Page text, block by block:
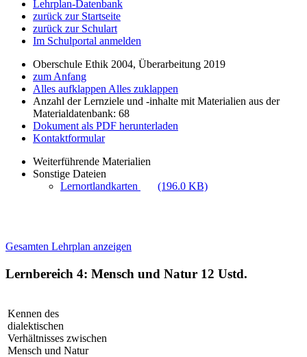
Lehrplan-Datenbank
zurück zur Startseite
zurück zur Schulart
Im Schulportal anmelden
Oberschule Ethik 2004, Überarbeitung 2019
zum Anfang
Alles aufklappen Alles zuklappen
Anzahl der Lernziele und -inhalte mit Materialien aus der
Materialdatenbank: 68
Dokument als PDF herunterladen
Kontaktformular
Weiterführende Materialien
Sonstige Dateien
Lernortlandkarten
(196.0 KB)
Gesamten Lehrplan anzeigen
Lernbereich 4: Mensch und Natur 12 Ustd.
Kennen des
dialektischen
Verhältnisses zwischen
Mensch und Natur